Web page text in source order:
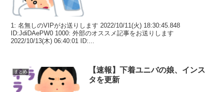
1: 名無しのVIPがお送りします 2022/10/11(火) 18:30:45.848
ID:JdiDAePW0 1000: 外部のオススメ記事をお送りします
2022/10/13(木) 06:40:01 ID:...
まとめ
【速報】下着ユニバの娘、インス
タを更新